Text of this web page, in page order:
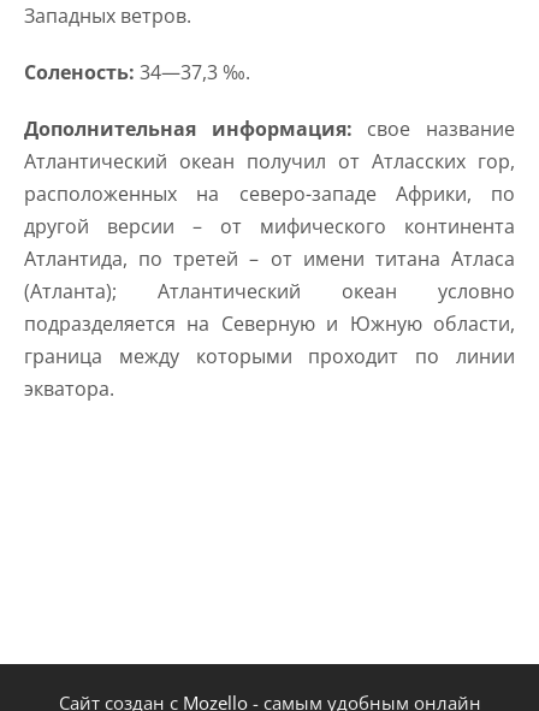
Западных ветров.
Соленость: 34—37,3 ‰.
Дополнительная информация: свое название
Атлантический океан получил от Атласских гор,
расположенных на северо-западе Африки, по
другой версии – от мифического континента
Атлантида, по третей – от имени титана Атласа
(Атланта); Атлантический океан условно
подразделяется на Северную и Южную области,
граница между которыми проходит по линии
экватора.
Сайт создан с Mozello- самым удобным онлайн